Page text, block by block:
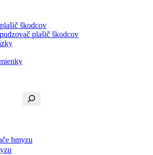
škodcov
plašič škodcov
hmyzu